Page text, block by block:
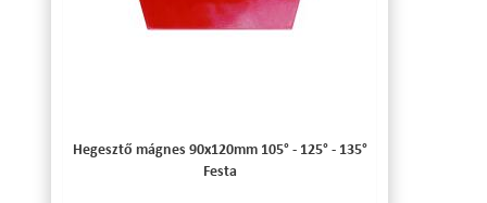
Hegesztő mágnes 90x120mm 105° - 125° - 135°
Festa